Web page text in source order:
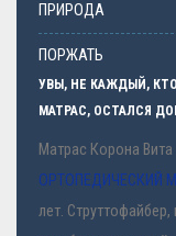
ПРИРОДА
ПОРЖАТЬ
УВЫ, НЕ КАЖДЫЙ,
МАТРАС, ОСТАЛСЯ
Матрас Корона
ОРТОПЕДИЧЕСКИЙ
лет.